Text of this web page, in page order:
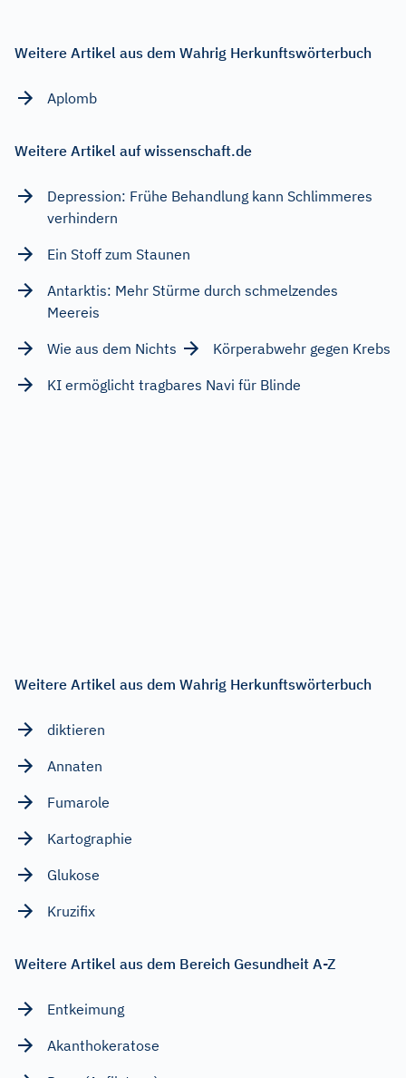
Weitere Artikel aus dem Wahrig Herkunftswörterbuch
Aplomb
Weitere Artikel auf wissenschaft.de
Depression: Frühe Behandlung kann Schlimmeres
verhindern
Ein Stoff zum Staunen
Antarktis: Mehr Stürme durch schmelzendes
Meereis
Wie aus dem Nichts
Körperabwehr gegen Krebs
KI ermöglicht tragbares Navi für Blinde
Weitere Artikel aus dem Wahrig Herkunftswörterbuch
diktieren
Annaten
Fumarole
Kartographie
Glukose
Kruzifix
Weitere Artikel aus dem Bereich Gesundheit A-Z
Entkeimung
Akanthokeratose